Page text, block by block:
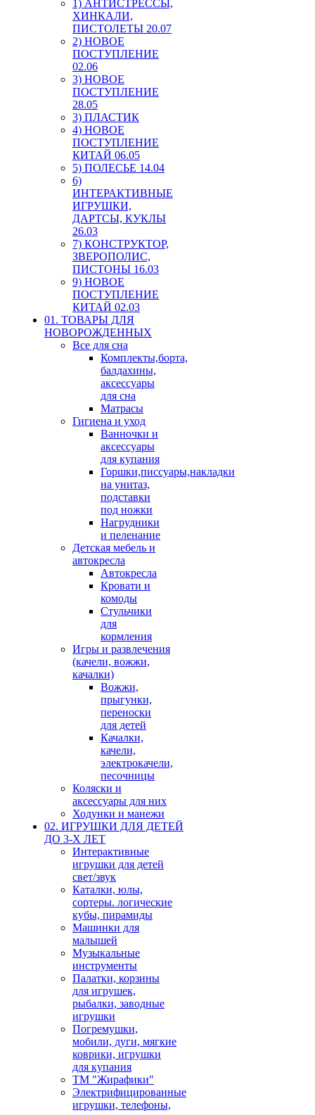
1) АНТИСТРЕССЫ,
ХИНКАЛИ,
ПИСТОЛЕТЫ 20.07
2) НОВОЕ
ПОСТУПЛЕНИЕ
02.06
3) НОВОЕ
ПОСТУПЛЕНИЕ
28.05
3) ПЛАСТИК
4) НОВОЕ
ПОСТУПЛЕНИЕ
КИТАЙ 06.05
5) ПОЛЕСЬЕ 14.04
6)
ИНТЕРАКТИВНЫЕ
ИГРУШКИ,
ДАРТСЫ, КУКЛЫ
26.03
7) КОНСТРУКТОР,
ЗВЕРОПОЛИС,
ПИСТОНЫ 16.03
9) НОВОЕ
ПОСТУПЛЕНИЕ
КИТАЙ 02.03
01. ТОВАРЫ ДЛЯ
НОВОРОЖДЕННЫХ
Все для сна
Комплекты,борта,
балдахины,
аксессуары
для сна
Матрасы
Гигиена и уход
Ванночки и
аксессуары
для купания
Горшки,писсуары,накладки
на унитаз,
подставки
под ножки
Нагрудники
и пеленание
Детская мебель и
автокресла
Автокресла
Кровати и
комоды
Стульчики
для
кормления
Игры и развлечения
(качели, вожжи,
качалки)
Вожжи,
прыгунки,
переноски
для детей
Качалки,
качели,
электрокачели,
песочницы
Коляски и
аксессуары для них
Ходунки и манежи
02. ИГРУШКИ ДЛЯ ДЕТЕЙ
ДО 3-Х ЛЕТ
Интерактивные
игрушки для детей
свет/звук
Каталки, юлы,
сортеры. логические
кубы, пирамиды
Машинки для
малышей
Музыкальные
инструменты
Палатки, корзины
для игрушек,
рыбалки, заводные
игрушки
Погремушки,
мобили, дуги, мягкие
коврики, игрушки
для купания
ТМ "Жирафики"
Электрифицированные
игрушки, телефоны,